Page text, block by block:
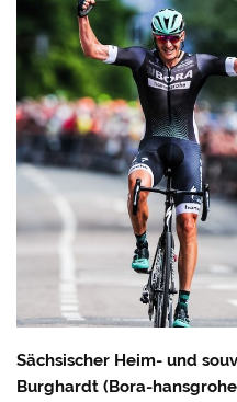
Sächsischer Heim- und
Burghardt (Bora-